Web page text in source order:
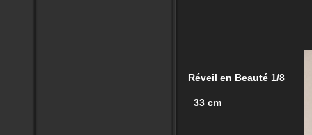
Réveil en Beauté 1/8
33 cm